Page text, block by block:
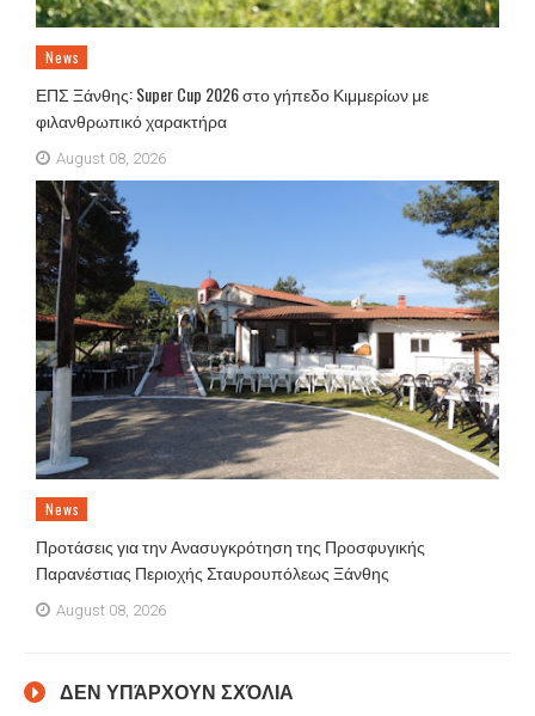
News
ΕΠΣ Ξάνθης: Super Cup 2026 στο γήπεδο Κιμμερίων με
φιλανθρωπικό χαρακτήρα
August 08, 2026
News
Προτάσεις για την Ανασυγκρότηση της Προσφυγικής
Παρανέστιας Περιοχής Σταυρουπόλεως Ξάνθης
August 08, 2026
ΔΕΝ ΥΠΆΡΧΟΥΝ ΣΧΌΛΙΑ